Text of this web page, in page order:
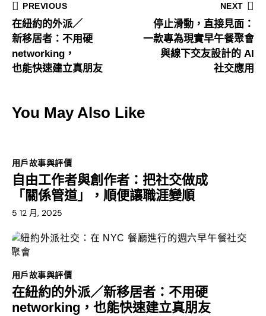
文章導覽
PREVIOUS
在紐約的外派／
新移居者：不用硬
networking，
也能快速建立真朋友
NEXT
停止滑動，直接見面：
一款專為現實早午餐聚會
與線下交友設計的 AI
社交應用
You May Also Like
用戶故事與評價
自由工作者與創作者：把社交做成
「關係管道」，順便讓職涯變順
5 12 月, 2025
用戶故事與評價
在紐約的外派／新移居者：不用硬
networking，也能快速建立真朋友